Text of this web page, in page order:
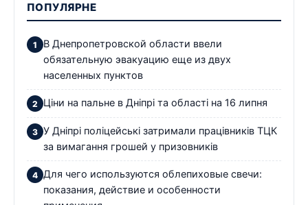
ПОПУЛЯРНЕ
В Днепропетровской области ввели
обязательную эвакуацию еще из двух
населенных пунктов
Ціни на пальне в Дніпрі та області на 16 липня
У Дніпрі поліцейські затримали працівників ТЦК
за вимагання грошей у призовників
Для чего используются облепиховые свечи:
показания, действие и особенности